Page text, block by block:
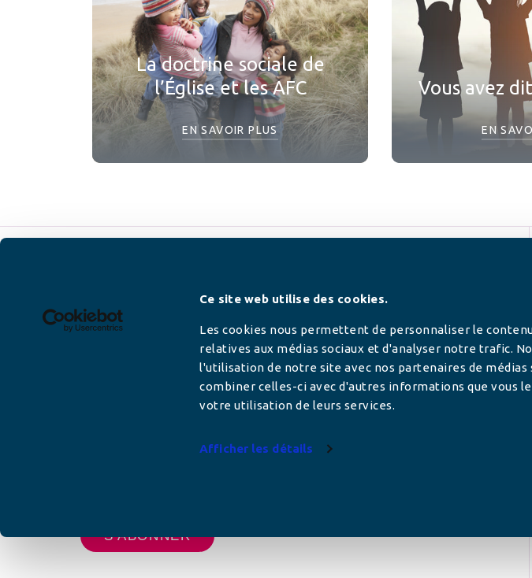
Ce site web utilise des cookies.
Les cookies nous permettent de personnaliser le
relatives aux médias sociaux et d'analyser notre trafic.
l'utilisation de notre site avec nos partenaires de médias
combiner celles-ci avec d'autres informations que vous
votre utilisation de leurs services.
Afficher les détails
La doctrine sociale de
l’Église et les AFC
EN SAVOIR PLUS
Vous avez
EN
Newsletter